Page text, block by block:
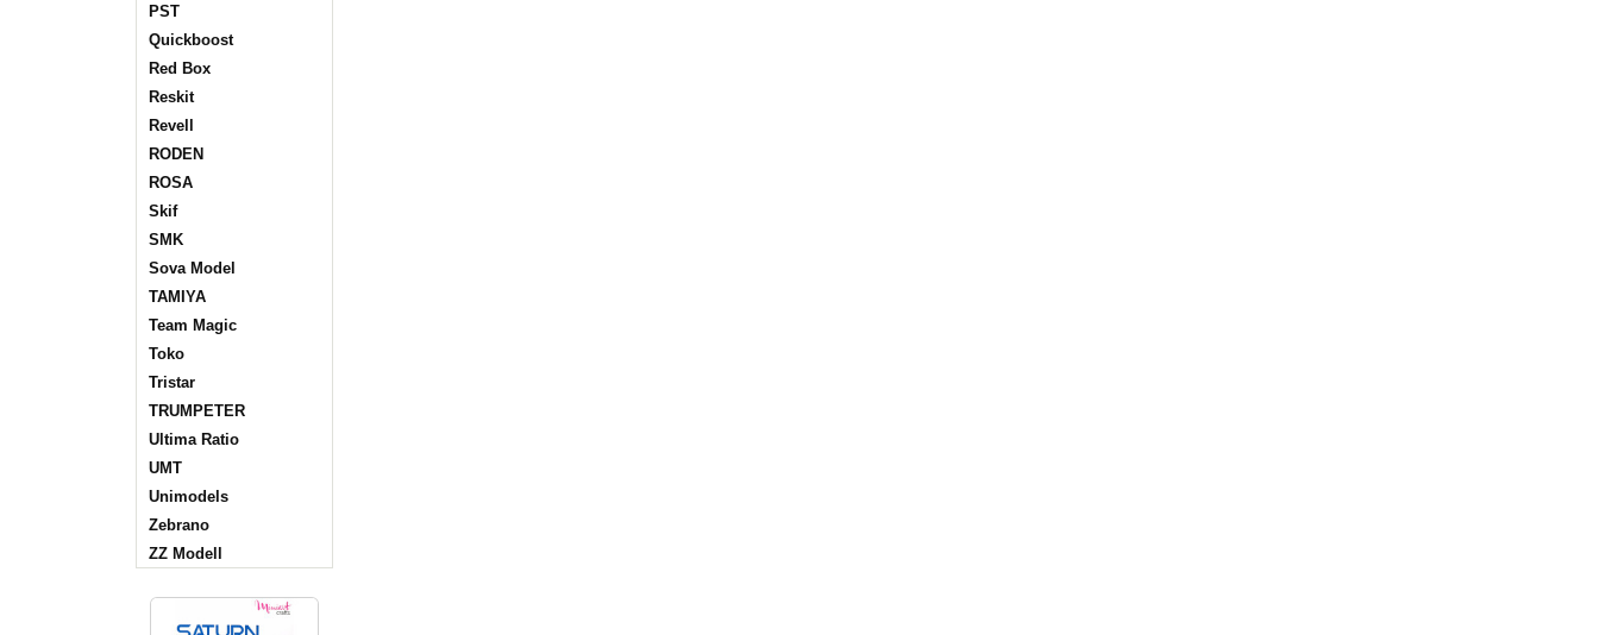
PST
Quickboost
Red Box
Reskit
Revell
RODEN
ROSA
Skif
SMK
Sova Model
TAMIYA
Team Magic
Toko
Tristar
TRUMPETER
Ultima Ratio
UMT
Unimodels
Zebrano
ZZ Modell